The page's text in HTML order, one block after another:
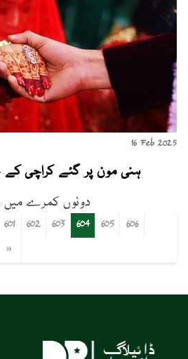
16 Feb 2025
ہنی مون پر گئے کراچی
دونوں کمرے میں
601 602 603 604 605
606
»